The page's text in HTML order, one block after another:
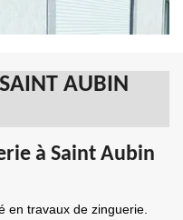
AUBIN
à Saint Aubin
en travaux de zinguerie.